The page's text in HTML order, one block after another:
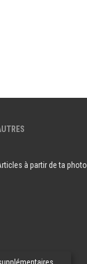
à partir de ta photo